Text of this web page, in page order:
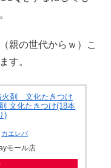
親の世代からｗ）こ
す。
剤 文化たきつけ
文化たきつけ(18本
)
カエレバ
モール店